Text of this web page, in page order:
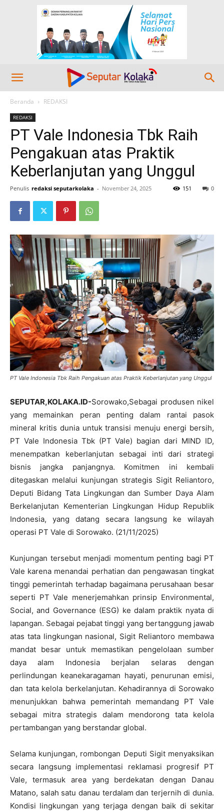
Beranda REDAKSI
REDAKSI
PT Vale Indonesia Tbk Raih
Pengakuan atas Praktik
Keberlanjutan yang Unggul
Penulis redaksi seputarkolaka - November 24, 2025 0
151
PT Vale Indonesia Tbk Raih Pengakuan atas Praktik Keberlanjutan yang Unggul
SEPUTAR,KOLAKA.ID-Sorowako,Sebagai produsen nikel
yang memainkan peran penting dalam rantai pasok
mineral kritis dunia untuk transisi menuju energi bersih,
PT Vale Indonesia Tbk (PT Vale) bagian dari MIND ID,
menempatkan keberlanjutan sebagai inti dari strategi
bisnis jangka panjangnya. Komitmen ini kembali
ditegaskan melalui kunjungan strategis Sigit Reliantoro,
Deputi Bidang Tata Lingkungan dan Sumber Daya Alam
Berkelanjutan Kementerian Lingkungan Hidup Republik
Indonesia, yang datang secara langsung ke wilayah
operasi PT Vale di Sorowako. (21/11/2025)
Kunjungan tersebut menjadi momentum penting bagi PT
Vale karena menandai perhatian dan pengawasan tingkat
tinggi pemerintah terhadap bagaimana perusahaan besar
seperti PT Vale menerjemahkan prinsip Environmental,
Social, and Governance (ESG) ke dalam praktik nyata di
lapangan. Sebagai pejabat tinggi yang bertanggung jawab
atas tata lingkungan nasional, Sigit Reliantoro membawa
mandat besar untuk memastikan pengelolaan sumber
daya alam Indonesia berjalan selaras dengan
perlindungan keanekaragaman hayati, penurunan emisi,
dan tata kelola berkelanjutan. Kehadirannya di Sorowako
menunjukkan bahwa pemerintah memandang PT Vale
sebagai mitra strategis dalam mendorong tata kelola
pertambangan yang berstandar global.
Selama kunjungan, rombongan Deputi Sigit menyaksikan
secara langsung implementasi reklamasi progresif PT
Vale, termasuk area yang berdekatan dengan Danau
Matano, salah satu danau terdalam dan terjernih di dunia.
Kondisi lingkungan yang terjaga dengan baik di sekitar